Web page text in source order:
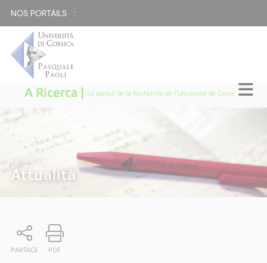
NOS PORTAILS :
A Ricerca | Le portail de la Recherche de l'Université de Corse
A RICERCA
Attualità
PARTAGE PDF